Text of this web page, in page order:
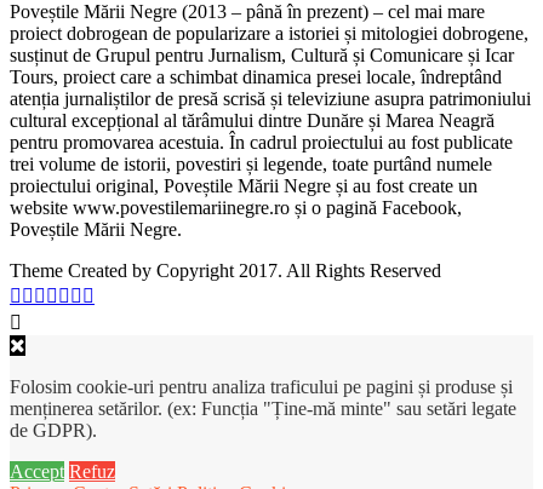
Poveștile Mării Negre (2013 – până în prezent) – cel mai mare
proiect dobrogean de popularizare a istoriei și mitologiei dobrogene,
susținut de Grupul pentru Jurnalism, Cultură și Comunicare și Icar
Tours, proiect care a schimbat dinamica presei locale, îndreptând
atenția jurnaliștilor de presă scrisă și televiziune asupra patrimoniului
cultural excepțional al tărâmului dintre Dunăre și Marea Neagră
pentru promovarea acestuia. În cadrul proiectului au fost publicate
trei volume de istorii, povestiri și legende, toate purtând numele
proiectului original, Poveștile Mării Negre și au fost create un
website www.povestilemariinegre.ro și o pagină Facebook,
Poveștile Mării Negre.
Theme Created by Copyright 2017. All Rights Reserved
Folosim cookie-uri pentru analiza traficului pe pagini și produse și
menținerea setărilor. (ex: Funcția "Ține-mă minte" sau setări legate
de GDPR).
Accept Refuz